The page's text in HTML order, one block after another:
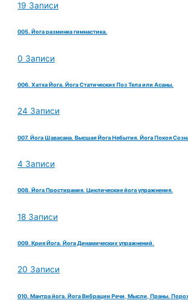
19 Записи
005. Йога разминка гимнастика.
0 Записи
006. Хатха Йога. Йога Статических Поз Тела или Асаны.
24 Записи
007. Йога Шавасана. Высшая Йога Небытия. Йога Покоя
4 Записи
008. Йога Простирания. Циклические йога упражнения.
18 Записи
009. Крия Йога. Йога Динамических упражнений.
20 Записи
010. Мантра йога. Йога Вибрации Речи, Мысли, Праны.